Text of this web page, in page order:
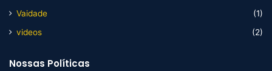
Vaidade
(1)
videos
(2)
Nossas Políticas